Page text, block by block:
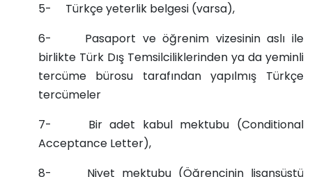
5- Türkçe yeterlik belgesi (varsa),
6- Pasaport ve öğrenim vizesinin aslı ile
birlikte Türk Dış Temsilciliklerinden ya da yeminli
tercüme bürosu tarafından yapılmış Türkçe
tercümeler
7- Bir adet kabul mektubu (Conditional
Acceptance Letter),
8- Niyet mektubu (Öğrencinin lisansüstü